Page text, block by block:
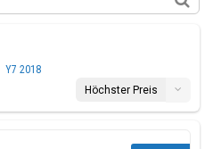
Y7 2018
Höchster Preis